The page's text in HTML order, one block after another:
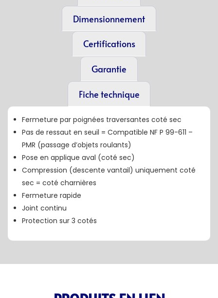
Dimensionnement
Certifications
Garantie
Fiche technique
Fermeture par poignées traversantes coté sec
Pas de ressaut en seuil = Compatible NF P 99-611 –
PMR (passage d’objets roulants)
Pose en applique aval (coté sec)
Compression (descente vantail) uniquement coté
sec = coté charnières
Fermeture rapide
Joint continu
Protection sur 3 cotés